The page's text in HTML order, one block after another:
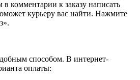
комментарии к заказу написать
курьеру вас найти. Нажмите
способом. В интернет-
оплаты: